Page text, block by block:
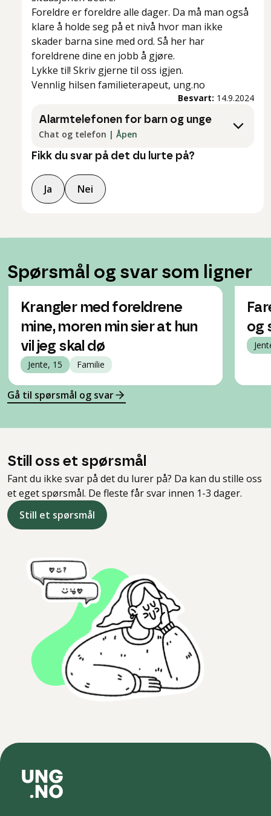
Foreldre er foreldre alle dager. Da må man også
klare å holde seg på et nivå hvor man ikke
skader barna sine med ord. Så her har
foreldrene dine en jobb å gjøre.
Lykke til! Skriv gjerne til oss igjen.
Vennlig hilsen familieterapeut, ung.no
Besvart: 14.9.2024
Alarmtelefonen for barn og unge
Chat og telefon | Åpen
Fikk du svar på det du lurte på?
Ja Nei
Spørsmål og svar som ligner
Krangler med foreldrene
mine, moren min sier at hun
vil jeg skal dø
Jente, 15 Familie
og
Gå til spørsmål og svar
Still oss et spørsmål
Fant du ikke svar på det du lurer på? Da kan du stille oss
et eget spørsmål. De fleste får svar innen 1-3 dager.
Still et spørsmål